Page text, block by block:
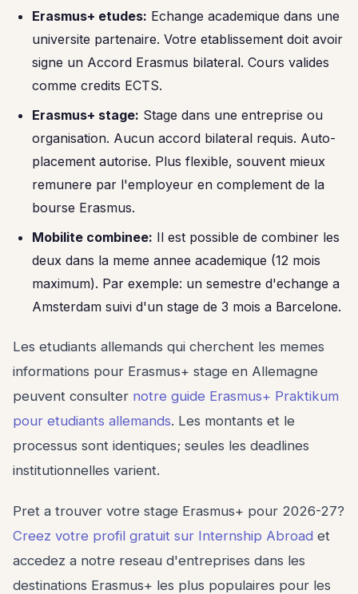
Erasmus+ etudes: Echange academique dans une
universite partenaire. Votre etablissement doit avoir
signe un Accord Erasmus bilateral. Cours valides
comme credits ECTS.
Erasmus+ stage: Stage dans une entreprise ou
organisation. Aucun accord bilateral requis. Auto-
placement autorise. Plus flexible, souvent mieux
remunere par l'employeur en complement de la
bourse Erasmus.
Mobilite combinee: Il est possible de combiner les
deux dans la meme annee academique (12 mois
maximum). Par exemple: un semestre d'echange a
Amsterdam suivi d'un stage de 3 mois a Barcelone.
Les etudiants allemands qui cherchent les memes
informations pour Erasmus+ stage en Allemagne
peuvent consulter notre guide Erasmus+ Praktikum
pour etudiants allemands. Les montants et le
processus sont identiques; seules les deadlines
institutionnelles varient.
Pret a trouver votre stage Erasmus+ pour 2026-27?
Creez votre profil gratuit sur Internship Abroad et
accedez a notre reseau d'entreprises dans les
destinations Erasmus+ les plus populaires pour les